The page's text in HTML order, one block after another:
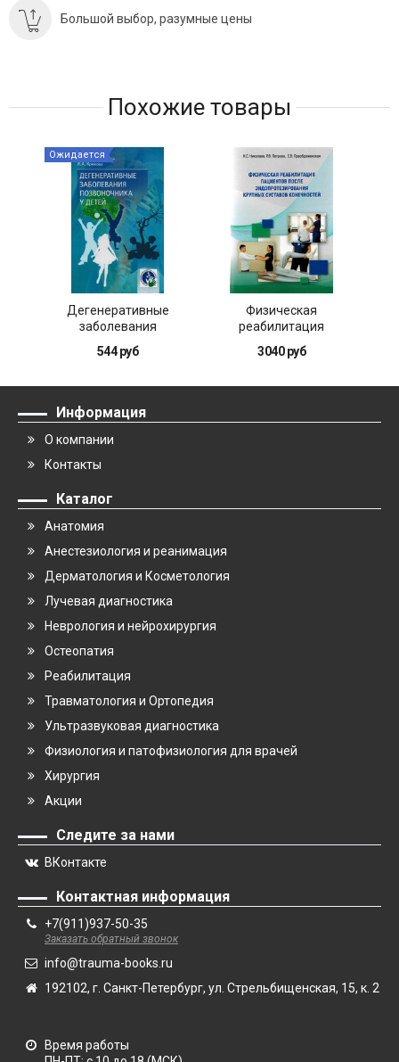
Большой выбор, разумные цены
Похожие товары
Ожидается
Дегенеративные
заболевания
позвоночника у детей
544 руб
Физическая
реабилитация
пациентов после
эндопротезирования
конечностей
3040 руб
Информация
О компании
Контакты
Каталог
Анатомия
Анестезиология и реанимация
Дерматология и Косметология
Лучевая диагностика
Неврология и нейрохирургия
Остеопатия
Реабилитация
Травматология и Ортопедия
Ультразвуковая диагностика
Физиология и патофизиология для врачей
Хирургия
Акции
Следите за нами
ВКонтакте
Контактная информация
+7(911)937-50-35
Заказать обратный звонок
info@trauma-books.ru
192102, г. Санкт-Петербург, ул. Стрельбищенская, 15, к. 2
Время работы